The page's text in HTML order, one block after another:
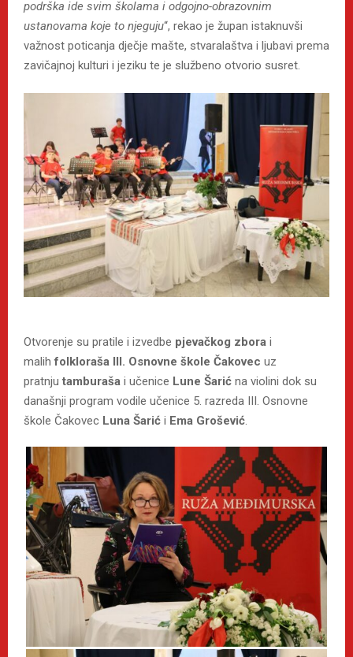
podrška ide svim školama i odgojno-obrazovnim
ustanovama koje to njeguju“, rekao je župan istaknuvši
važnost poticanja dječje mašte, stvaralaštva i ljubavi prema
zavičajnoj kulturi i jeziku te je službeno otvorio susret.
Otvorenje su pratile i izvedbe pjevačkog zbora i
malihfolkloraša III. Osnovne škole Čakovec uz
pratnju tamburaša i učenice Lune Šarić na violini dok su
današnji program vodile učenice 5. razreda III. Osnovne
škole Čakovec Luna Šarić i Ema Grošević.